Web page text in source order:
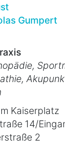
Gumpert
Kaiserplatz
14/
2